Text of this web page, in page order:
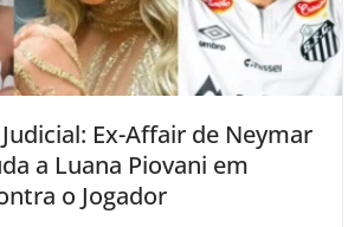
Ex-Affair de Neymar
a Luana Piovani em
o Jogador